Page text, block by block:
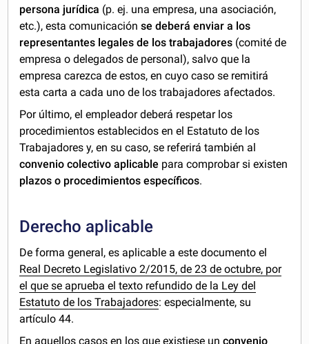
persona jurídica (p. ej. una empresa, una asociación,
etc.), esta comunicaciónse deberá enviar a los
representantes legales de los trabajadores (comité de
empresa o delegados de personal), salvo que la
empresa carezca de estos, en cuyo caso se remitirá
esta carta a cada uno de los trabajadores afectados.
Por último, el empleador deberá respetar los
procedimientos establecidos en el Estatuto de los
Trabajadores y, en su caso, se referirá también al
convenio colectivo aplicable para comprobar si existen
plazos o procedimientos específicos.
Derecho aplicable
De forma general, es aplicable a este documento el
Real Decreto Legislativo 2/2015, de 23 de octubre, por
el que se aprueba el texto refundido de la Ley del
Estatuto de los Trabajadores: especialmente, su
artículo 44.
En aquellos casos en los que existiese unconvenio